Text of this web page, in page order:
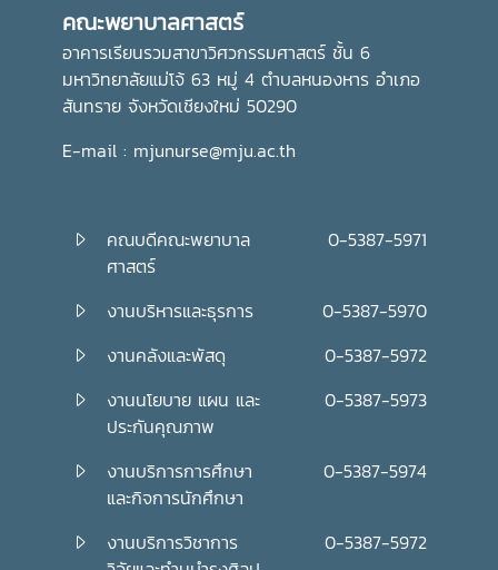
คณะพยาบาลศาสตร์
อาคารเรียนรวมสาขาวิศวกรรมศาสตร์ ชั้น 6
มหาวิทยาลัยแม่โจ้ 63 หมู่ 4 ตำบลหนองหาร อำเภอ
สันทราย จังหวัดเชียงใหม่ 50290
E-mail : mjunurse@mju.ac.th
คณบดีคณะพยาบาล
ศาสตร์
0-5387-5971
งานบริหารและธุรการ
0-5387-5970
งานคลังและพัสดุ
0-5387-5972
งานนโยบาย แผน และ
ประกันคุณภาพ
0-5387-5973
งานบริการการศึกษา
และกิจการนักศึกษา
0-5387-5974
งานบริการวิชาการ
0-5387-5972